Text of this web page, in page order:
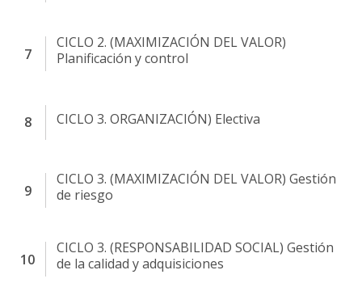
CICLO 2. (MAXIMIZACIÓN DEL VALOR)
Planificación y control
CICLO 3. ORGANIZACIÓN) Electiva
CICLO 3. (MAXIMIZACIÓN DEL VALOR) Gestión
de riesgo
CICLO 3. (RESPONSABILIDAD SOCIAL) Gestión
de la calidad y adquisiciones